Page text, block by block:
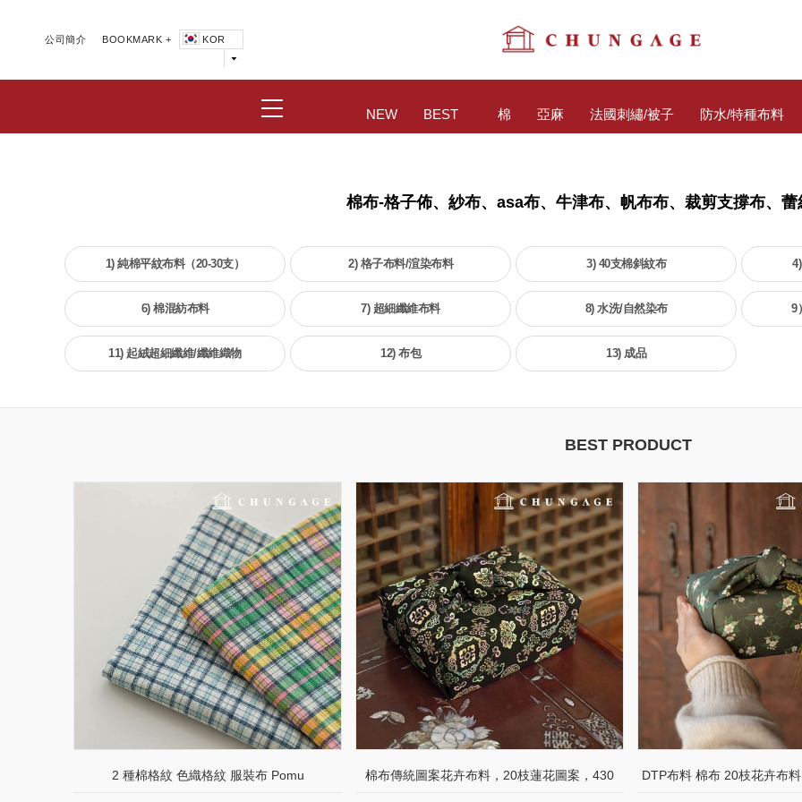
公司簡介 BOOKMARK + KOR
NEW BEST 棉 亞麻 法國刺繡/被子 防水/特種布料
棉布-格子佈、紗布、asa布、牛津布、帆布布、裁剪支撐布、
1) 純棉平紋布料（20-30支） 2) 格子布料/渲染布料 3) 40支棉斜紋布
6) 棉混紡布料 7) 超細纖維布料 8) 水洗/自然染布 9
11) 起絨超細纖維/纖維織物 12) 布包 13) 成品
BEST PRODUCT
2 種棉格紋 色織格紋 服裝布 Pomu 棉布傳統圖案花卉布料，20枝蓮花圖案，430 DTP布料 棉布 20枝花卉布